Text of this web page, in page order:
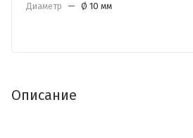
Диаметр
— Ø 10 мм
Описание